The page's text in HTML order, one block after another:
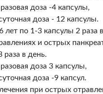
доза -4 капсулы,
доза - 12 капсулы.
лет по 1-3 капсулы 2 раза
и острых
раза в день.
доза 3 капсулы,
доза -9 капсул.
при острых